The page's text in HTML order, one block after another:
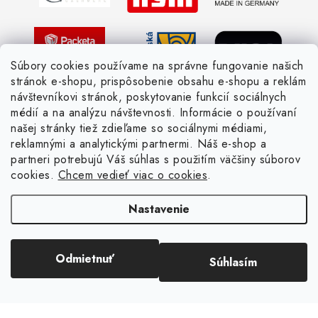
Súbory cookies používame na správne fungovanie našich
stránok e-shopu, prispôsobenie obsahu e-shopu a reklám
návštevníkovi stránok, poskytovanie funkcií sociálnych
médií a na analýzu návštevnosti. Informácie o používaní
našej stránky tiež zdieľame so sociálnymi médiami,
reklamnými a analytickými partnermi. Náš e-shop a
partneri potrebujú Váš súhlas s použitím väčšiny súborov
cookies. Chcem vedieť viac o cookies.
Nastavenie
Odmietnuť Súhlasím
Pletený slovník česky-anglicky
Vytvoril Shoptet
. Všetky práva vyhradené.
Upraviť nastavenie